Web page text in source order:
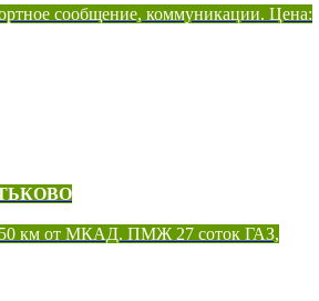
сообщение, коммуникации. Цена:
км от МКАД. ПМЖ 27 соток ГАЗ,